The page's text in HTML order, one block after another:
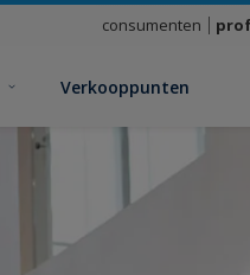
consumenten
Verkooppunten